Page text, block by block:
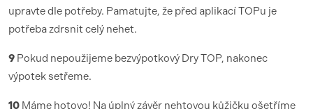
upravte dle potřeby. Pamatujte, že před aplikací TOPu je
potřeba zdrsnit celý nehet.
9 Pokud nepoužijeme bezvýpotkový Dry TOP, nakonec
výpotek setřeme.
10 Máme hotovo! Na úplný závěr nehtovou kůžičku ošetříme